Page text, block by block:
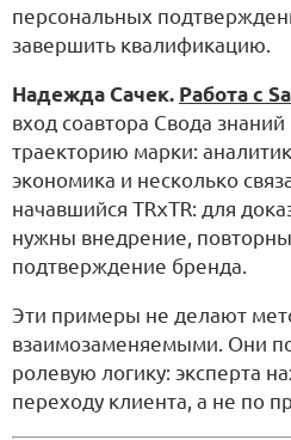
персональных
завершить квалификацию.
Надежда Сачек. Работа с
вход соавтора Свода
траекторию марки:
экономика и несколько
начавшийся TRxTR: для
нужны внедрение,
подтверждение бренда.
Эти примеры не делают
взаимозаменяемыми. Они
ролевую логику: эксперта
переходу клиента, а не по